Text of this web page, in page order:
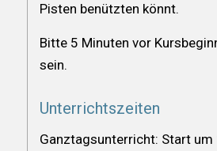
Pisten benützten könnt.
Bitte 5 Minuten vor
sein.
Unterrichtszeiten
Ganztagsunterricht: Start um